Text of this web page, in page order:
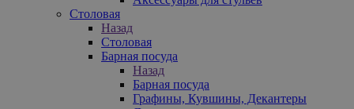
Столовая
Назад
Столовая
Барная посуда
Назад
Барная посуда
Графины, Кувшины, Декантеры